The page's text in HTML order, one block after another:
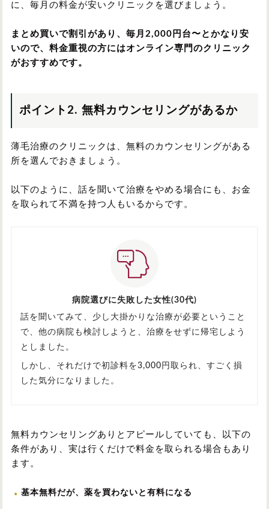
に、毎月の料金が安いクリニックを選びましょう。
まとめ買いで割引があり、毎月2,000円台〜とかなり安
いので、料金重視の方にはオンライン専門のクリニック
がおすすめです。
ポイント2. 無料カウンセリングがあるか
薄毛治療のクリニックは、無料のカウンセリングがある
所を選んでおきましょう。
以下のように、話を聞いて治療をやめる場合にも、お金
を取られて不満を持つ人もいるからです。
病院選びに失敗した女性(30代)
話を聞いてみて、少し大掛かりな治療が必要ということ
で、他の病院も検討しようと、治療をせずに帰宅しよう
としました。
しかし、それだけで初診料を3,000円取られ、すごく損
した気分になりました。
無料カウンセリングありとアピールしていても、以下の
条件があり、実は行くだけで料金を取られる場合もあり
ます。
基本無料だが、薬を買わないと有料になる